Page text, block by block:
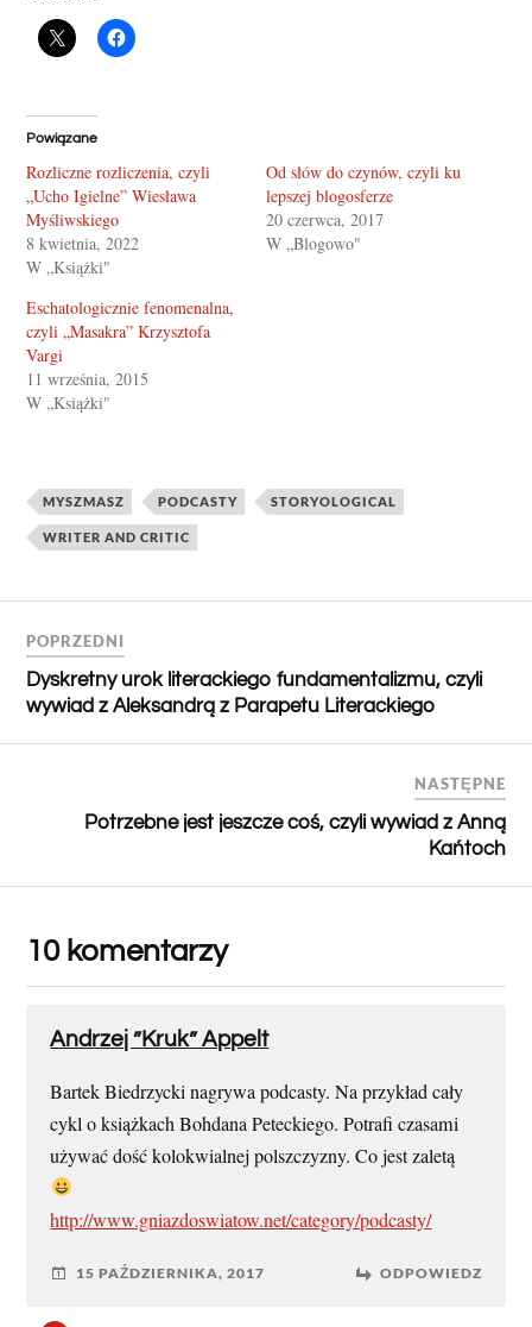
Powiązane
Rozliczne rozliczenia, czyli
„Ucho Igielne” Wiesława
Myśliwskiego
8 kwietnia, 2022
W „Książki"
Od słów do czynów, czyli ku
lepszej blogosferze
20 czerwca, 2017
W „Blogowo"
Eschatologicznie fenomenalna,
czyli „Masakra” Krzysztofa
Vargi
11 września, 2015
W „Książki"
MYSZMASZ PODCASTY STORYOLOGICAL
WRITER AND CRITIC
POPRZEDNI
Dyskretny urok literackiego fundamentalizmu, czyli
wywiad z Aleksandrą z Parapetu Literackiego
NASTĘPNE
Potrzebne jest jeszcze coś, czyli wywiad z Anną
Kańtoch
10 komentarzy
Andrzej ”Kruk” Appelt
Bartek Biedrzycki nagrywa podcasty. Na przykład cały
cykl o książkach Bohdana Peteckiego. Potrafi czasami
używać dość kolokwialnej polszczyzny. Co jest zaletą
http://www.gniazdoswiatow.net/category/podcasty/
15 PAŹDZIERNIKA, 2017 ODPOWIEDZ